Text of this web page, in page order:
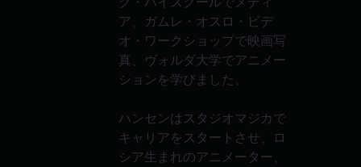
ア、ガムレ・オスロ・ビデ
オ・ワークショップで映画写
真、ヴォルダ大学でアニメー
ションを学びました。
ハンセンはスタジオマジカで
キャリアをスタートさせ、ロ
シア生まれのアニメーター、